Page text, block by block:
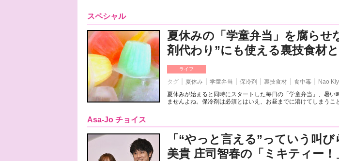
スペシャル
夏休みの「学童弁当」を腐らせ
剤代わり”にも使える裏技食材
ライフ
タグ 夏休み 学童弁当 保冷剤 裏技食材 食中毒
Nao
夏休みが始まると同時にスタートした毎日の「学童弁当」、暑い
ませんよね。保冷剤は必須とはいえ、お昼までに溶けてしまうこ
Asa-Jo チョイス
「“やっと言える”っていう叫
美貴 庄司智春の「ミキティー！